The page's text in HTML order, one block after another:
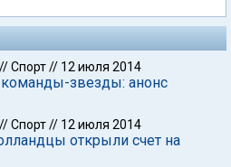
//Спорт// 12 июля 2014
звезды: анонс
//Спорт// 12 июля 2014
открыли счет на